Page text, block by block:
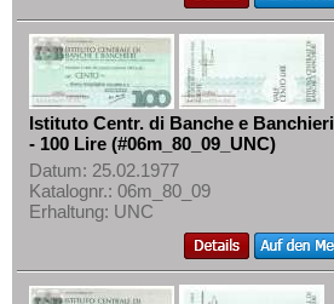
Istituto Centr. di Banche e Banchieri
- 100 Lire (#06m_80_09_UNC)
Datum: 25.02.1977
Katalognr.: 06m_80_09
Erhaltung: UNC